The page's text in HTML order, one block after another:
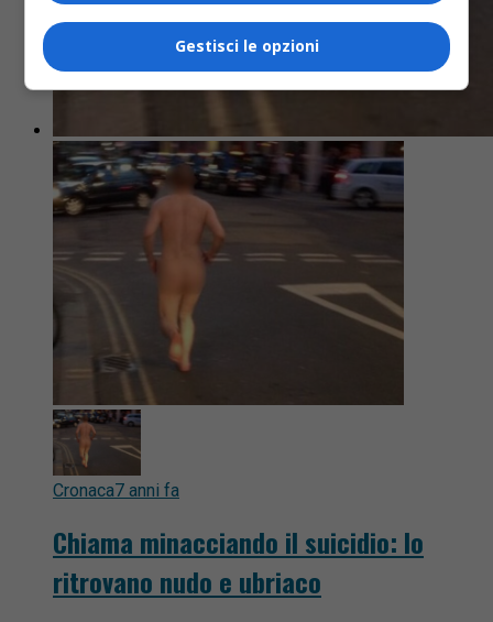
Cronaca7 anni fa
Chiama minacciando il suicidio: lo
ritrovano nudo e ubriaco
Gestisci le opzioni